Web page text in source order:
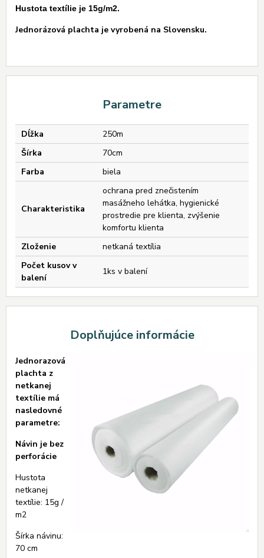
Hustota textílie je 15g/m2.
Jednorázová plachta je vyrobená na Slovensku.
Parametre
Dĺžka
250m
Šírka
70cm
Farba
biela
Charakteristika
ochrana pred znečistením
masážneho lehátka, hygienické
prostredie pre klienta, zvýšenie
komfortu klienta
Zloženie
netkaná textília
Počet kusov v
balení
1ks v balení
Doplňujúce informácie
Jednorazová
plachta z
netkanej
textílie má
nasledovné
parametre:
Návin je bez
perforácie
Hustota
netkanej
textílie: 15g /
m2
Šírka návinu:
70 cm